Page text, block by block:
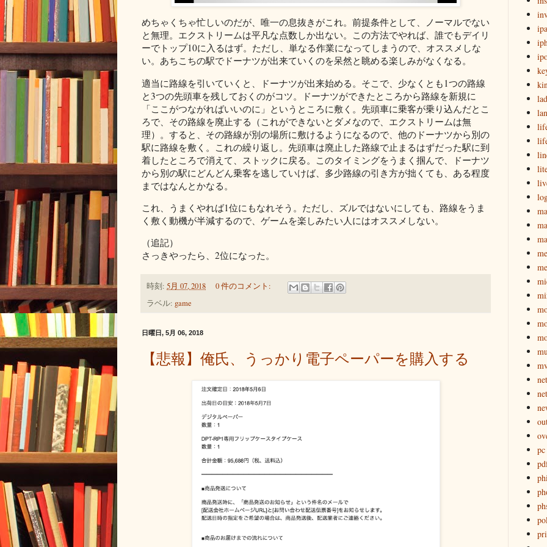
めちゃくちゃ忙しいのだが、唯一の息抜きがこれ。前提条件として、ノーマルでない
と無理。エクストリームは平凡な点数しか出ない。この方法でやれば、誰でもデイリ
ーでトップ10に入るはず。ただし、単なる作業になってしまうので、オススメしな
い。あちこちの駅でドーナツが出来ていくのを呆然と眺める楽しみがなくなる。
適当に路線を引いていくと、ドーナツが出来始める。そこで、少なくとも1つの路線
と3つの先頭車を残しておくのがコツ。ドーナツができたところから路線を新規に
「ここがつながればいいのに」というところに敷く。先頭車に乗客が乗り込んだとこ
ろで、その路線を廃止する（これができないとダメなので、エクストリームは無
理）。すると、その路線が別の場所に敷けるようになるので、他のドーナツから別の
駅に路線を敷く。これの繰り返し。先頭車は廃止した路線で止まるはずだった駅に到
着したところで消えて、ストックに戻る。このタイミングをうまく掴んで、ドーナツ
から別の駅にどんどん乗客を逃していけば、多少路線の引き方が拙くても、ある程度
まではなんとかなる。
これ、うまくやれば1位にもなれそう。ただし、ズルではないにしても、路線をうま
く敷く動機が半減するので、ゲームを楽しみたい人にはオススメしない。
（追記）
さっきやったら、2位になった。
時刻: 5月 07, 2018
0 件のコメント:
ラベル: game
日曜日, 5月 06, 2018
【悲報】俺氏、うっかり電子ペーパーを購入する
net
pc